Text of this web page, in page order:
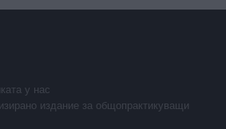
у нас
издание за общопрактикуващи